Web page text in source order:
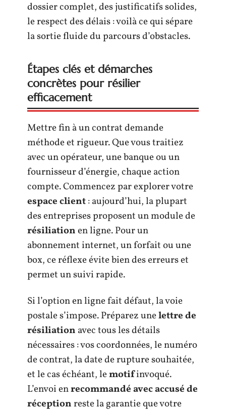
dossier complet, des justificatifs solides,
le respect des délais : voilà ce qui sépare
la sortie fluide du parcours d’obstacles.
Étapes clés et démarches
concrètes pour résilier
efficacement
Mettre fin à un contrat demande
méthode et rigueur. Que vous traitiez
avec un opérateur, une banque ou un
fournisseur d’énergie, chaque action
compte. Commencez par explorer votre
espace client: aujourd’hui, la plupart
des entreprises proposent un module de
résiliationen ligne. Pour un
abonnement internet, un forfait ou une
box, ce réflexe évite bien des erreurs et
permet un suivi rapide.
Si l’option en ligne fait défaut, la voie
postale s’impose. Préparez unelettre de
résiliation avec tous les détails
nécessaires : vos coordonnées, le numéro
de contrat, la date de rupture souhaitée,
et le cas échéant, lemotifinvoqué.
L’envoi enrecommandé avec accusé de
réceptionreste la garantie que votre